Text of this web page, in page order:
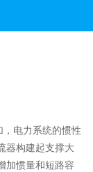
，电力系统的惯性
器构建起支撑大
加惯量和短路容